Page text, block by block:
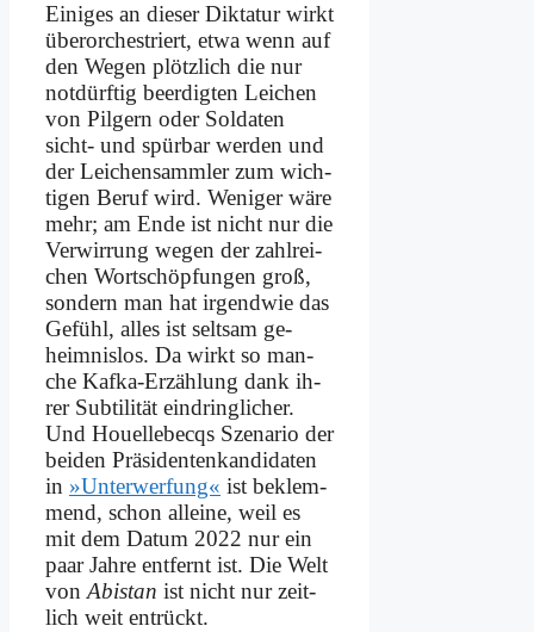
Ei­ni­ges an die­ser Dik­ta­tur wirkt
über­or­che­striert, et­wa wenn auf
den We­gen plötz­lich die nur
not­dürf­tig be­er­dig­ten Lei­chen
von Pil­gern oder Sol­da­ten
sicht- und spür­bar wer­den und
der Lei­chen­samm­ler zum wich­
ti­gen Be­ruf wird. We­ni­ger wä­re
mehr; am En­de ist nicht nur die
Ver­wir­rung we­gen der zahl­rei­
chen Wort­schöp­fun­gen groß,
son­dern man hat ir­gend­wie das
Ge­fühl, al­les ist selt­sam ge­
heim­nis­los. Da wirkt so man­
che Kaf­ka-Er­zäh­lung dank ih­
rer Sub­ti­li­tät ein­dring­li­cher.
Und Hou­el­le­becqs Sze­na­rio der
bei­den Präsi­dentenkandidaten
in »Un­ter­wer­fung« ist be­klem­
mend, schon al­lei­ne, weil es
mit dem Da­tum 2022 nur ein
paar Jah­re ent­fernt ist. Die Welt
von Abi­stan ist nicht nur zeit­
lich weit ent­rückt.